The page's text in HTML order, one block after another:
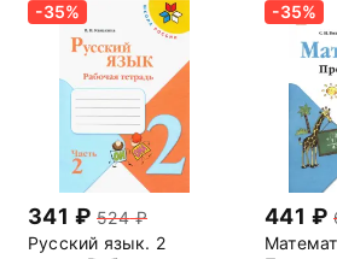
-35%
341
524
Русский язык. 2
-35%
441